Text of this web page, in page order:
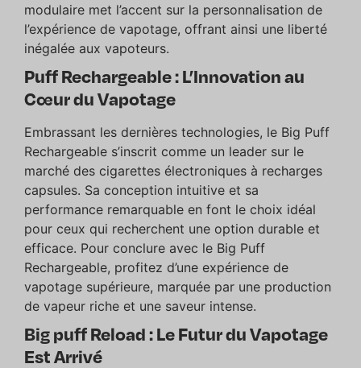
modulaire met l’accent sur la personnalisation de
l’expérience de vapotage, offrant ainsi une liberté
inégalée aux vapoteurs.
Puff Rechargeable : L’Innovation au
Cœur du Vapotage
Embrassant les dernières technologies, le Big Puff
Rechargeable s’inscrit comme un leader sur le
marché des cigarettes électroniques à recharges
capsules. Sa conception intuitive et sa
performance remarquable en font le choix idéal
pour ceux qui recherchent une option durable et
efficace. Pour conclure avec le Big Puff
Rechargeable, profitez d’une expérience de
vapotage supérieure, marquée par une production
de vapeur riche et une saveur intense.
Big puff Reload : Le Futur du Vapotage
Est Arrivé